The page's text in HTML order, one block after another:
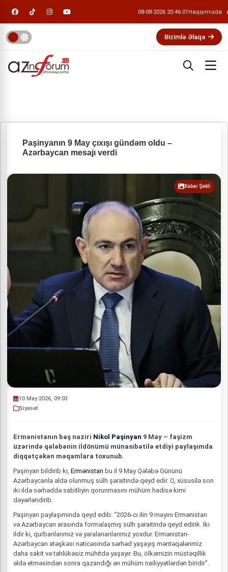
08-08-2026 20:46:01 Haqqımızda
Bizimlə Əlaqə
Paşinyanın 9 May çıxışı gündəm oldu –
Azərbaycan mesajı verdi
Xəbər Şəkli
10 May 2026, 09:03
Siyasət
Ermənistanın baş naziri Nikol Paşinyan 9 May – faşizm
üzərində qələbənin ildönümü münasibətilə etdiyi paylaşımda
diqqətçəkən məqamlara toxunub.
Paşinyan bildirib ki, Ermənistan bu il 9 May Qələbə Gününü
Azərbaycanla əldə olunmuş sülh şəraitində qeyd edir. O, xüsusilə son
iki ildə sərhəddə sabitliyin qorunmasını mühüm hadisə kimi
dəyərləndirib.
Paşinyan paylaşımında qeyd edib: “2026-cı ilin 9 mayını Ermənistan
və Azərbaycan arasında formalaşmış sülh şəraitində qeyd edirik. İki
ildir ki, qurbanlarımız və yaralananlarımız yoxdur. Ermənistan-
Azərbaycan atəşkəsi nəticəsində sərhəd yaşayış məntəqələrimiz
daha sakit və təhlükəsiz mühitdə yaşayır. Bu, ölkəmizin müstəqillik
əldə etməsindən sonra qazandığı ən mühüm nailiyyətlərdən biridir”.